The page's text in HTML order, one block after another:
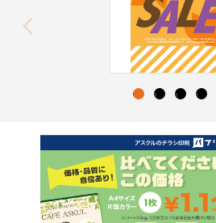
1 2 3 4